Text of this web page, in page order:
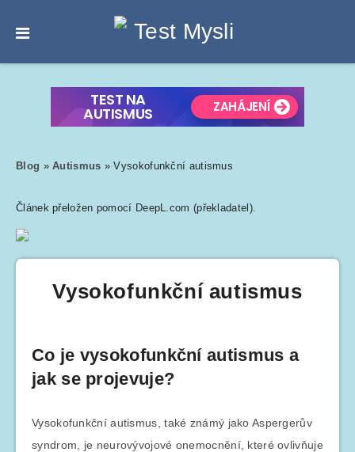
Blog »Autismus »Vysokofunkční autismus
Článek přeložen pomocí DeepL.com (překladatel).
Vysokofunkční autismus
Co je vysokofunkční autismus a
jak se projevuje?
Vysokofunkční autismus, také známý jako Aspergerův
syndrom, je neurovývojové onemocnění, které ovlivňuje